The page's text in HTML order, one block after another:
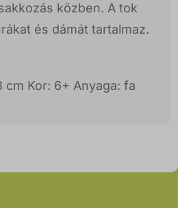
közben. A tok
és dámát tartalmaz.
Kor: 6+ Anyaga: fa